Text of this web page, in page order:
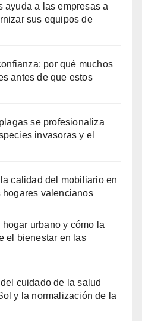
ayuda a las empresas a
sus equipos de
por qué muchos
antes de que estos
se profesionaliza
invasoras y el
calidad del mobiliario en
hogares valencianos
urbano y cómo la
el bienestar en las
cuidado de la salud
y la normalización de la